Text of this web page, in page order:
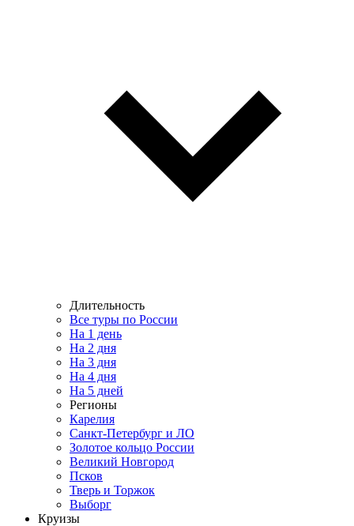
Длительность
Все туры по России
На 1 день
На 2 дня
На 3 дня
На 4 дня
На 5 дней
Регионы
Карелия
Санкт-Петербург и ЛО
Золотое кольцо России
Великий Новгород
Псков
Тверь и Торжок
Выборг
Круизы